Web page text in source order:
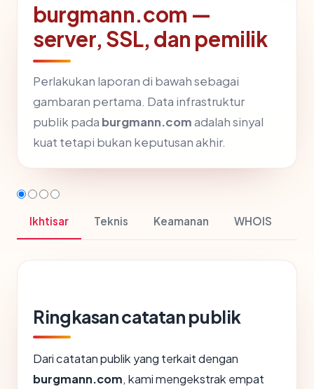
burgmann.com —
server, SSL, dan pemilik
Perlakukan laporan di bawah sebagai
gambaran pertama. Data infrastruktur
publik pada burgmann.comadalah sinyal
kuat tetapi bukan keputusan akhir.
Ikhtisar Teknis Keamanan WHOIS
Ringkasan catatan publik
Dari catatan publik yang terkait dengan
burgmann.com, kami mengekstrak empat